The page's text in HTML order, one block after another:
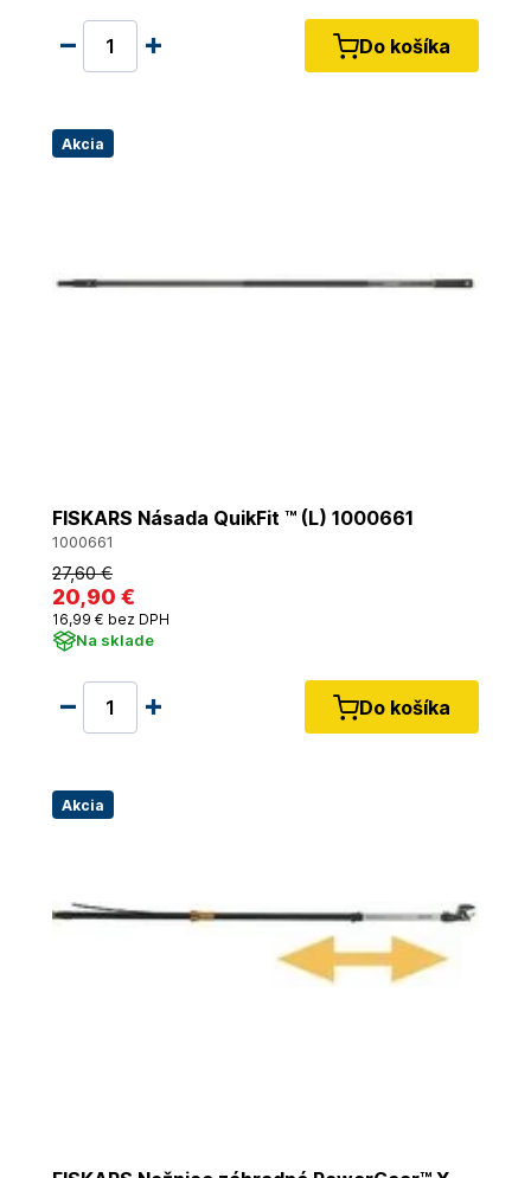
Do košíka
Akcia
FISKARS Násada QuikFit ™ (L) 1000661
1000661
27,60 €
20,90 €
16,99 € bez DPH
Na sklade
Do košíka
Akcia